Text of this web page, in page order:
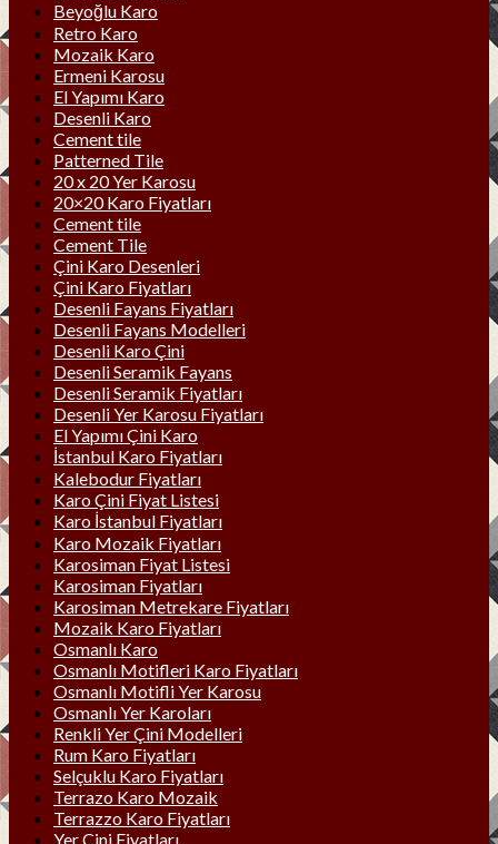
Beyoğlu Karo
Retro Karo
Mozaik Karo
Ermeni Karosu
El Yapımı Karo
Desenli Karo
Cement tile
Patterned Tile
20 x 20 Yer Karosu
20×20 Karo Fiyatları
Cement tile
Cement Tile
Çini Karo Desenleri
Çini Karo Fiyatları
Desenli Fayans Fiyatları
Desenli Fayans Modelleri
Desenli Karo Çini
Desenli Seramik Fayans
Desenli Seramik Fiyatları
Desenli Yer Karosu Fiyatları
El Yapımı Çini Karo
İstanbul Karo Fiyatları
Kalebodur Fiyatları
Karo Çini Fiyat Listesi
Karo İstanbul Fiyatları
Karo Mozaik Fiyatları
Karosiman Fiyat Listesi
Karosiman Fiyatları
Karosiman Metrekare Fiyatları
Mozaik Karo Fiyatları
Osmanlı Karo
Osmanlı Motifleri Karo Fiyatları
Osmanlı Motifli Yer Karosu
Osmanlı Yer Karoları
Renkli Yer Çini Modelleri
Rum Karo Fiyatları
Selçuklu Karo Fiyatları
Terrazo Karo Mozaik
Terrazzo Karo Fiyatları
Yer Çini Fiyatları